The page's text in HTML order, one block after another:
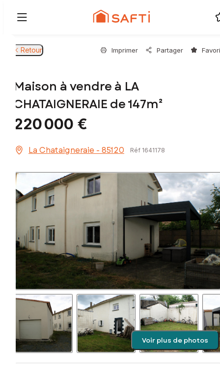
Retour Imprimer Partager
Maison à vendre à LA
CHATAIGNERAIE de 147m²
220 000 €
La Chataigneraie - 85120 Réf 1641178
Voir plus de photos